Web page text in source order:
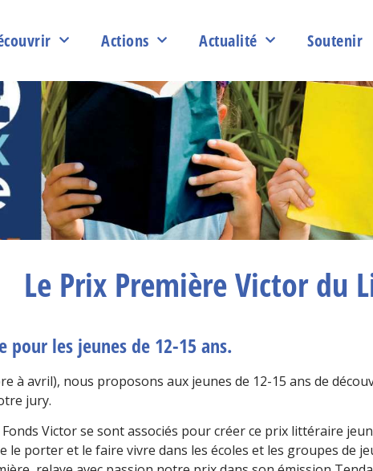
Actions Actualité Soutenir
Le Prix Première Victor du
les jeunes de 12-15 ans.
à avril), nous proposons aux jeunes de 12-15 ans de
jury.
Victor se sont associés pour créer ce prix littéraire
le porter et le faire vivre dans les écoles et les groupes de